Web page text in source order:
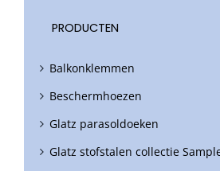
PRODUCTEN
Balkonklemmen
Beschermhoezen
Glatz parasoldoeken
Glatz stofstalen collectie